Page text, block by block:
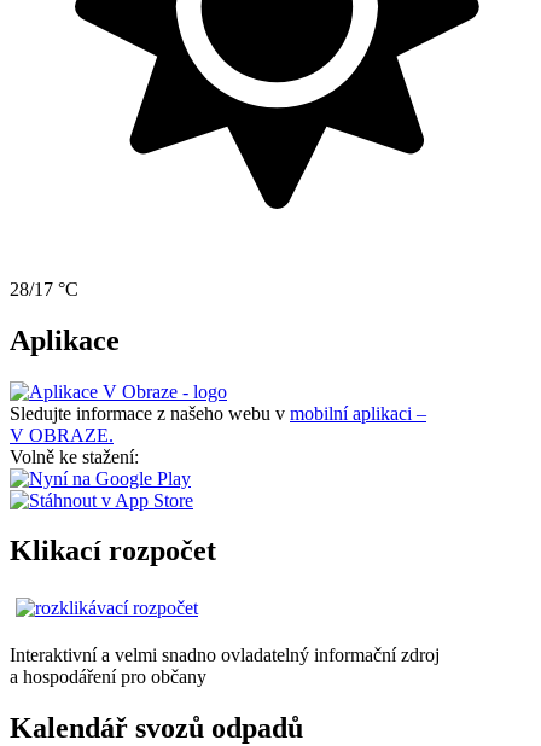
28/17 °C
Aplikace
Sledujte informace z našeho webu v mobilní aplikaci –
V OBRAZE.
Volně ke stažení:
Klikací rozpočet
Interaktivní a velmi snadno ovladatelný informační zdroj
a hospodáření pro občany
Kalendář svozů odpadů